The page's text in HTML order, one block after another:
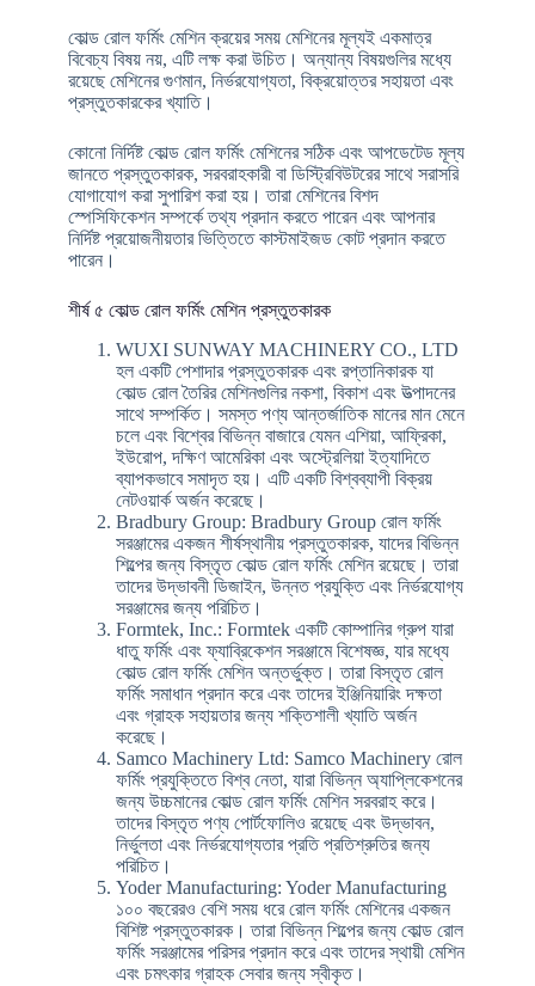
কোল্ড রোল ফর্মিং মেশিন ক্রয়ের সময় মেশিনের মূল্যই একমাত্র
বিবেচ্য বিষয় নয়, এটি লক্ষ করা উচিত। অন্যান্য বিষয়গুলির মধ্যে
রয়েছে মেশিনের গুণমান, নির্ভরযোগ্যতা, বিক্রয়োত্তর সহায়তা এবং
প্রস্তুতকারকের খ্যাতি।
কোনো নির্দিষ্ট কোল্ড রোল ফর্মিং মেশিনের সঠিক এবং আপডেটেড মূল্য
জানতে প্রস্তুতকারক, সরবরাহকারী বা ডিস্ট্রিবিউটরের সাথে সরাসরি
যোগাযোগ করা সুপারিশ করা হয়। তারা মেশিনের বিশদ
স্পেসিফিকেশন সম্পর্কে তথ্য প্রদান করতে পারেন এবং আপনার
নির্দিষ্ট প্রয়োজনীয়তার ভিত্তিতে কাস্টমাইজড কোট প্রদান করতে
পারেন।
শীর্ষ ৫ কোল্ড রোল ফর্মিং মেশিন প্রস্তুতকারক
WUXI SUNWAY MACHINERY CO., LTD
হল একটি পেশাদার প্রস্তুতকারক এবং রপ্তানিকারক যা
কোল্ড রোল তৈরির মেশিনগুলির নকশা, বিকাশ এবং উত্পাদনের
সাথে সম্পর্কিত। সমস্ত পণ্য আন্তর্জাতিক মানের মান মেনে
চলে এবং বিশ্বের বিভিন্ন বাজারে যেমন এশিয়া, আফ্রিকা,
ইউরোপ, দক্ষিণ আমেরিকা এবং অস্ট্রেলিয়া ইত্যাদিতে
ব্যাপকভাবে সমাদৃত হয়। এটি একটি বিশ্বব্যাপী বিক্রয়
নেটওয়ার্ক অর্জন করেছে।
Bradbury Group: Bradbury Group রোল ফর্মিং
সরঞ্জামের একজন শীর্ষস্থানীয় প্রস্তুতকারক, যাদের বিভিন্ন
শিল্পের জন্য বিস্তৃত কোল্ড রোল ফর্মিং মেশিন রয়েছে। তারা
তাদের উদ্ভাবনী ডিজাইন, উন্নত প্রযুক্তি এবং নির্ভরযোগ্য
সরঞ্জামের জন্য পরিচিত।
Formtek, Inc.: Formtek একটি কোম্পানির গ্রুপ যারা
ধাতু ফর্মিং এবং ফ্যাব্রিকেশন সরঞ্জামে বিশেষজ্ঞ, যার মধ্যে
কোল্ড রোল ফর্মিং মেশিন অন্তর্ভুক্ত। তারা বিস্তৃত রোল
ফর্মিং সমাধান প্রদান করে এবং তাদের ইঞ্জিনিয়ারিং দক্ষতা
এবং গ্রাহক সহায়তার জন্য শক্তিশালী খ্যাতি অর্জন
করেছে।
Samco Machinery Ltd: Samco Machinery রোল
ফর্মিং প্রযুক্তিতে বিশ্ব নেতা, যারা বিভিন্ন অ্যাপ্লিকেশনের
জন্য উচ্চমানের কোল্ড রোল ফর্মিং মেশিন সরবরাহ করে।
তাদের বিস্তৃত পণ্য পোর্টফোলিও রয়েছে এবং উদ্ভাবন,
নির্ভুলতা এবং নির্ভরযোগ্যতার প্রতি প্রতিশ্রুতির জন্য
পরিচিত।
Yoder Manufacturing: Yoder Manufacturing
১০০ বছরেরও বেশি সময় ধরে রোল ফর্মিং মেশিনের একজন
বিশিষ্ট প্রস্তুতকারক। তারা বিভিন্ন শিল্পের জন্য কোল্ড রোল
ফর্মিং সরঞ্জামের পরিসর প্রদান করে এবং তাদের স্থায়ী মেশিন
এবং চমৎকার গ্রাহক সেবার জন্য স্বীকৃত।